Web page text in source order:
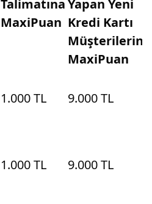
Talimatına
MaxiPuan
Yapan Yeni
Kredi Kartı
Müşterilerine
MaxiPuan
1.000 TL 9.000 TL
1.000 TL 9.000 TL